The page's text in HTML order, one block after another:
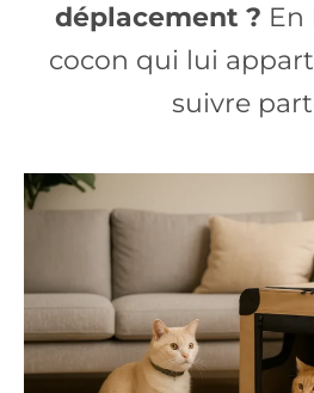
déplacement ? En
cocon qui lui
suivre